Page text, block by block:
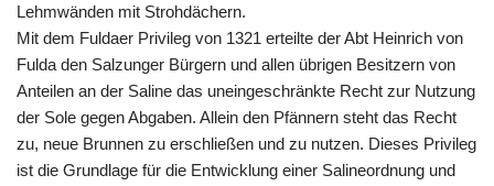
Lehmwänden mit Strohdächern.
Mit dem Fuldaer Privileg von 1321 erteilte der Abt Heinrich von
Fulda den Salzunger Bürgern und allen übrigen Besitzern von
Anteilen an der Saline das uneingeschränkte Recht zur Nutzung
der Sole gegen Abgaben. Allein den Pfännern steht das Recht
zu, neue Brunnen zu erschließen und zu nutzen. Dieses Privileg
ist die Grundlage für die Entwicklung einer Salineordnung und